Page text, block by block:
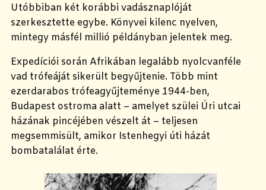
Utóbbiban két korábbi vadásznaplóját
szerkesztette egybe. Könyvei kilenc nyelven,
mintegy másfél millió példányban jelentek meg.
Expedíciói során Afrikában legalább nyolcvanféle
vad trófeáját sikerült begyűjtenie. Több mint
ezerdarabos trófeagyűjteménye 1944-ben,
Budapest ostroma alatt – amelyet szülei Úri utcai
házának pincéjében vészelt át – teljesen
megsemmisült, amikor Istenhegyi úti házát
bombatalálat érte.